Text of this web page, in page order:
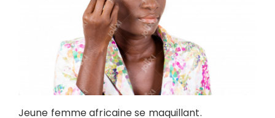
Jeune femme africaine se maquillant.